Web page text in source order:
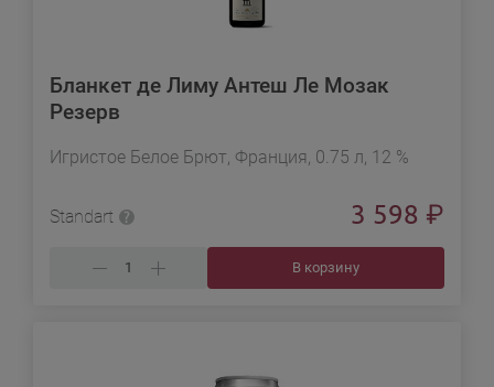
Бланкет де Лиму Антеш Ле Мозак
Резерв
Игристое Белое Брют, Франция, 0.75 л, 12 %
Standart 3 598 ₽
В корзину